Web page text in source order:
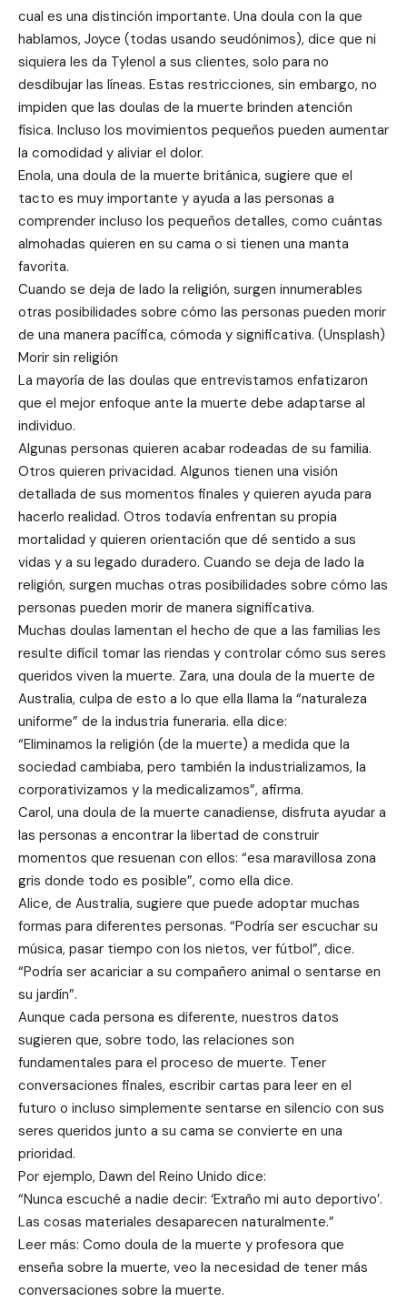
cual es una distinción importante. Una doula con la que
hablamos, Joyce (todas usando seudónimos), dice que ni
siquiera les da Tylenol a sus clientes, solo para no
desdibujar las líneas. Estas restricciones, sin embargo, no
impiden que las doulas de la muerte brinden atención
física. Incluso los movimientos pequeños pueden aumentar
la comodidad y aliviar el dolor.
Enola, una doula de la muerte británica, sugiere que el
tacto es muy importante y ayuda a las personas a
comprender incluso los pequeños detalles, como cuántas
almohadas quieren en su cama o si tienen una manta
favorita.
Cuando se deja de lado la religión, surgen innumerables
otras posibilidades sobre cómo las personas pueden morir
de una manera pacífica, cómoda y significativa. (Unsplash)
Morir sin religión
La mayoría de las doulas que entrevistamos enfatizaron
que el mejor enfoque ante la muerte debe adaptarse al
individuo.
Algunas personas quieren acabar rodeadas de su familia.
Otros quieren privacidad. Algunos tienen una visión
detallada de sus momentos finales y quieren ayuda para
hacerlo realidad. Otros todavía enfrentan su propia
mortalidad y quieren orientación que dé sentido a sus
vidas y a su legado duradero. Cuando se deja de lado la
religión, surgen muchas otras posibilidades sobre cómo las
personas pueden morir de manera significativa.
Muchas doulas lamentan el hecho de que a las familias les
resulte difícil tomar las riendas y controlar cómo sus seres
queridos viven la muerte. Zara, una doula de la muerte de
Australia, culpa de esto a lo que ella llama la “naturaleza
uniforme” de la industria funeraria. ella dice:
“Eliminamos la religión (de la muerte) a medida que la
sociedad cambiaba, pero también la industrializamos, la
corporativizamos y la medicalizamos”, afirma.
Carol, una doula de la muerte canadiense, disfruta ayudar a
las personas a encontrar la libertad de construir
momentos que resuenan con ellos: “esa maravillosa zona
gris donde todo es posible”, como ella dice.
Alice, de Australia, sugiere que puede adoptar muchas
formas para diferentes personas. “Podría ser escuchar su
música, pasar tiempo con los nietos, ver fútbol”, dice.
“Podría ser acariciar a su compañero animal o sentarse en
su jardín”.
Aunque cada persona es diferente, nuestros datos
sugieren que, sobre todo, las relaciones son
fundamentales para el proceso de muerte. Tener
conversaciones finales, escribir cartas para leer en el
futuro o incluso simplemente sentarse en silencio con sus
seres queridos junto a su cama se convierte en una
prioridad.
Por ejemplo, Dawn del Reino Unido dice:
“Nunca escuché a nadie decir: ‘Extraño mi auto deportivo’.
Las cosas materiales desaparecen naturalmente.”
Leer más: Como doula de la muerte y profesora que
enseña sobre la muerte, veo la necesidad de tener más
conversaciones sobre la muerte.